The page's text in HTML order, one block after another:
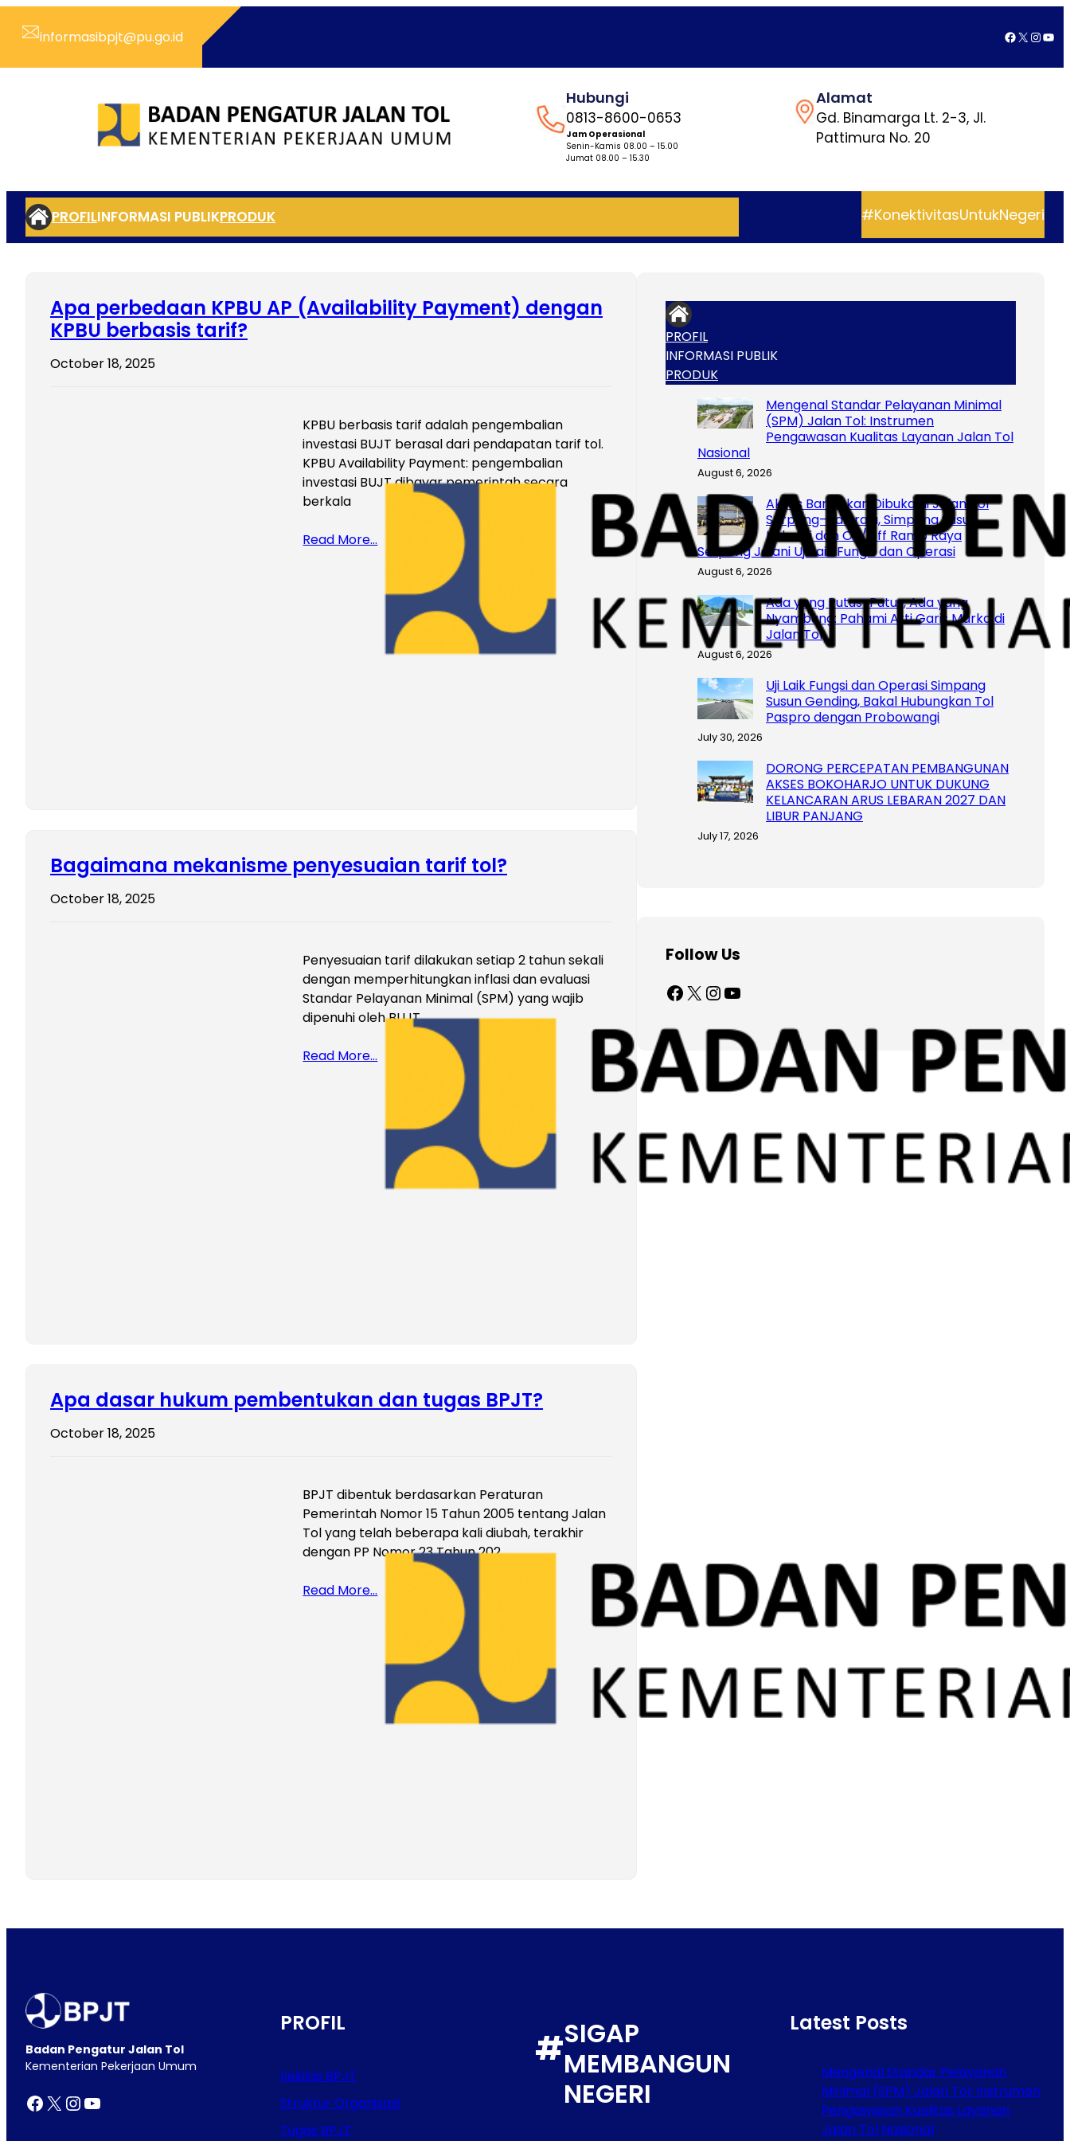
informasibpjt@pu.go.id Facebook
X
Hubungi
0813-8600-0653
Jam Operasional
Senin-Kamis 08.00 – 15.00
Jumat 08.00 – 15.30
Alamat
Gd. Binamarga Lt. 2-3, Jl.
Pattimura No. 20
PROFILINFORMASI PUBLIKPRODUK #KonektivitasUntukNegeri
Apa perbedaan KPBU AP (Availability Payment) dengan
KPBU berbasis tarif?
October 18, 2025
KPBU berbasis tarif adalah pengembalian
investasi BUJT berasal dari pendapatan tarif tol.
KPBU Availability Payment: pengembalian
investasi BUJT dibayar pemerintah secara
berkala
Read More…
Bagaimana mekanisme penyesuaian tarif tol?
October 18, 2025
Penyesuaian tarif dilakukan setiap 2 tahun sekali
dengan memperhitungkan inflasi dan evaluasi
Standar Pelayanan Minimal (SPM) yang wajib
dipenuhi oleh BUJT
Read More…
Apa dasar hukum pembentukan dan tugas BPJT?
October 18, 2025
BPJT dibentuk berdasarkan Peraturan
Pemerintah Nomor 15 Tahun 2005 tentang Jalan
Tol yang telah beberapa kali diubah, terakhir
dengan PP Nomor 23 Tahun 202
Read More…
PROFIL
INFORMASI PUBLIK
PRODUK
Mengenal Standar Pelayanan Minimal
(SPM) Jalan Tol: Instrumen
Pengawasan Kualitas Layanan Jalan Tol
Nasional
August 6, 2026
Akses Baru Akan Dibuka di Jalan Tol
Serpong–Balaraja, Simpang Susun
Industri dan On/Off Ramp Raya
Serpong Jalani Uji Laik Fungsi dan Operasi
August 6, 2026
Ada yang Putus-Putus, Ada yang
Nyambung: Pahami Arti Garis Marka di
Jalan Tol
August 6, 2026
Uji Laik Fungsi dan Operasi Simpang
Susun Gending, Bakal Hubungkan Tol
Paspro dengan Probowangi
July 30, 2026
DORONG PERCEPATAN PEMBANGUNAN
AKSES BOKOHARJO UNTUK DUKUNG
KELANCARAN ARUS LEBARAN 2027 DAN
LIBUR PANJANG
July 17, 2026
Follow Us
Facebook X InstagramYouTube
Badan Pengatur Jalan Tol
Kementerian Pekerjaan Umum
Facebook X InstagramYouTube
PROFIL
Sekilas BPJT
Struktur Organisasi
Tugas BPJT
#SIGAP
MEMBANGUN
NEGERI
Latest Posts
Mengenal Standar Pelayanan
Minimal (SPM) Jalan Tol: Instrumen
Pengawasan Kualitas Layanan
Jalan Tol Nasional